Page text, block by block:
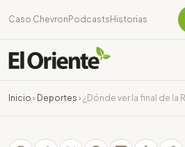
Caso Chevron Podcasts Historias
Inicio › Deportes › ¿Dónde ver la final de la